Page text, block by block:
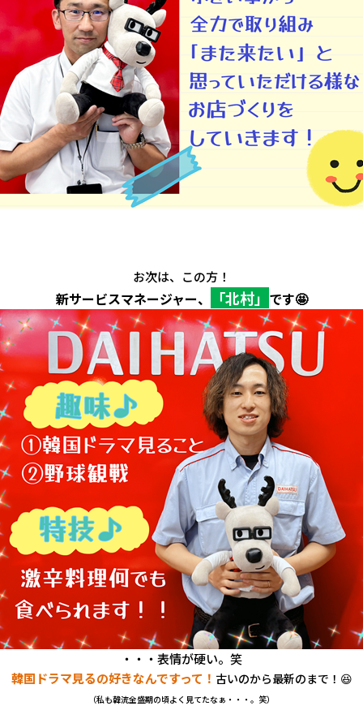
お次は、この方！
新サービスマネージャー、 「北村」 です🤩
・・・表情が硬い。笑
韓国ドラマ見るの好きなんですって！ 古いのから最新のまで！😆
（私も韓流全盛期の頃よく見てたなぁ・・・。笑）